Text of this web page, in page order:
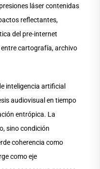
láser contenidas
reflectantes,
del pre-internet
cartografía, archivo
inteligencia artificial
audiovisual en tiempo
entrópica. La
sino condición
coherencia como
como eje